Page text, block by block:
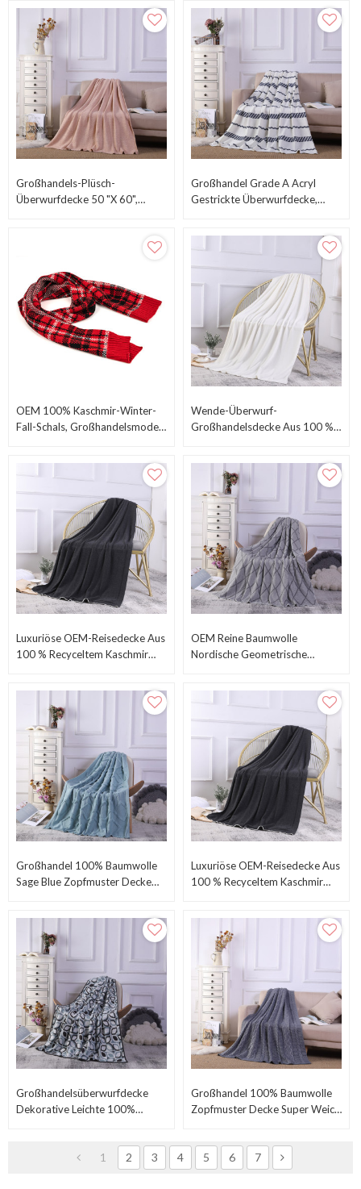
Großhandels-Plüsch-
Überwurfdecke 50 "x 60",
Großhandel Grade A Acryl
Gestrickte Überwurfdecke,
OEM 100% Kaschmir-Winter-
Fall-Schals, Großhandelsmode-
Wende-Überwurf-
Großhandelsdecke Aus 100 %
Luxuriöse OEM-Reisedecke Aus
100 % Recyceltem Kaschmir
OEM Reine Baumwolle
Nordische Geometrische
Großhandel 100% Baumwolle
Sage Blue Zopfmuster Decke
Luxuriöse OEM-Reisedecke Aus
100 % Recyceltem Kaschmir
Großhandelsüberwurfdecke
Dekorative Leichte 100%
Großhandel 100% Baumwolle
Zopfmuster Decke Super Weich
1 2 3 4 5 6 7